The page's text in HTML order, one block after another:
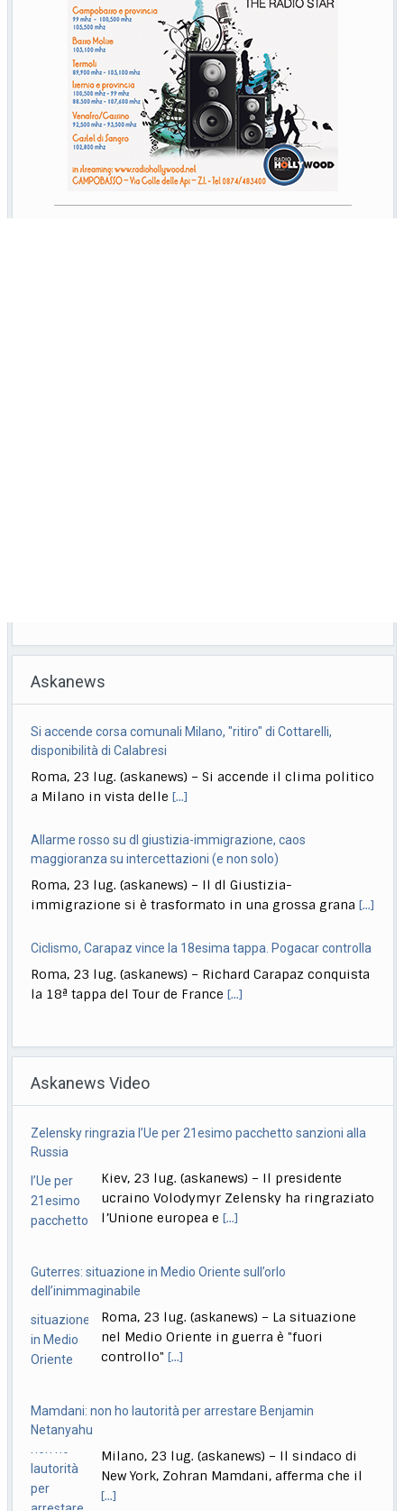
Askanews
Si accende corsa comunali Milano, "ritiro" di Cottarelli,
disponibilità di Calabresi
Roma, 23 lug. (askanews) – Si accende il clima politico
a Milano in vista delle[...]
Allarme rosso su dl giustizia-immigrazione, caos
maggioranza su intercettazioni (e non solo)
Roma, 23 lug. (askanews) – Il dl Giustizia-
immigrazione si è trasformato in una grossa grana[...]
Ciclismo, Carapaz vince la 18esima tappa. Pogacar controlla
Roma, 23 lug. (askanews) – Richard Carapaz conquista
la 18ª tappa del Tour de France[...]
valutavano rialzo’
Roma, 23 lug. (askanews) – Tassi di interesse fermi al
2,25% "per ora" nell’area euro.[...]
Meloni: puniamo i ragazzi che pensano di poter fare come
Roma, 23 lug. (askanews) – "Chi aggredisce, chi rapina,
chi devasta deve pagare sempre, anche
Askanews Video
Zelensky ringrazia l’Ue per 21esimo pacchetto sanzioni alla
Russia
Kiev, 23 lug. (askanews) – Il presidente
ucraino Volodymyr Zelensky ha ringraziato
l’Unione europea e[...]
Guterres: situazione in Medio Oriente sull’orlo
dell’inimmaginabile
Roma, 23 lug. (askanews) – La situazione
nel Medio Oriente in guerra è "fuori
controllo"[...]
Mamdani: non ho lautorità per arrestare Benjamin
Netanyahu
Milano, 23 lug. (askanews) – Il sindaco di
New York, Zohran Mamdani, afferma che il
[...]